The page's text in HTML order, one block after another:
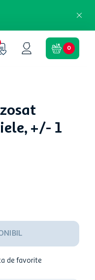
0
+/- 1
de favorite